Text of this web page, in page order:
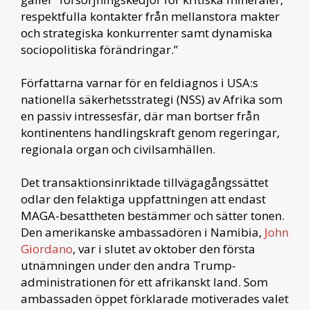
respektfulla kontakter från mellanstora makter
och strategiska konkurrenter samt dynamiska
sociopolitiska förändringar.”
Författarna varnar för en feldiagnos i USA:s
nationella säkerhetsstrategi (NSS) av Afrika som
en passiv intressesfär, där man bortser från
kontinentens handlingskraft genom regeringar,
regionala organ och civilsamhällen.
Det transaktionsinriktade tillvägagångssättet
odlar den felaktiga uppfattningen att endast
MAGA-besattheten bestämmer och sätter tonen.
Den amerikanske ambassadören i Namibia, John
Giordano, var i slutet av oktober den första
utnämningen under den andra Trump-
administrationen för ett afrikanskt land. Som
ambassaden öppet förklarade motiverades valet